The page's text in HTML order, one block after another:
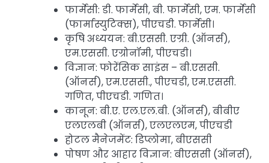
फार्मेसी: डी. फार्मेसी, बी. फार्मेसी, एम. फार्मेसी
(फार्मास्युटिक्स), पीएचडी. फार्मेसी।
कृषि अध्ययन: बी.एससी. एग्री. (ऑनर्स),
एम.एससी. एग्रोनॉमी, पीएचडी।
विज्ञान: फोरेंसिक साइंस – बी.एससी.
(ऑनर्स), एम.एससी., पीएचडी, एम.एससी.
गणित, पीएचडी. गणित।
कानून: बी.ए. एल.एल.बी. (ऑनर्स), बीबीए
एलएलबी (ऑनर्स), एलएलएम, पीएचडी
होटल मैनेजमेंट: डिप्लोमा, बीएससी
पोषण और आहार विज्ञान: बीएससी (ऑनर्स),